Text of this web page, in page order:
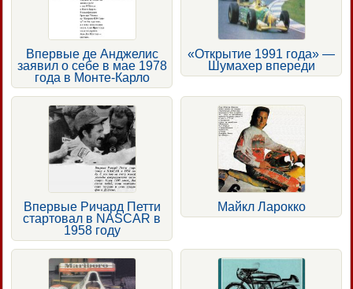
Впервые де Анджелис
заявил о себе в мае 1978
года в Монте-Карло
«Открытие 1991 года» —
Шумахер впереди
Впервые Ричард Петти
стартовал в NASCAR в
1958 году
Майкл Ларокко